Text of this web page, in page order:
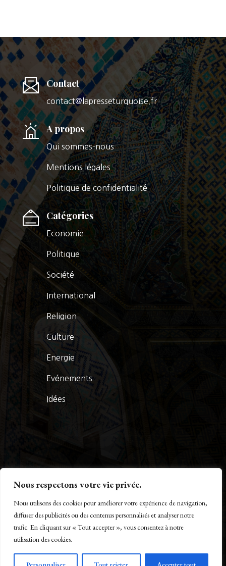
Nous respectons votre vie privée.
Nous utilisons des cookies pour améliorer votre expérience de navigation,
diffuser des publicités ou des contenus personnalisés et analyser notre
trafic. En cliquant sur « Tout accepter », vous consentez à notre
utilisation des cookies.
Contact
contact@lapresseturquoise.fr
A propos
Qui sommes-nous
Mentions légales
Politique de confidentialité
Catégories
Economie
Politique
Société
International
Religion
Culture
Energie
Evénements
Idées
Créé par Maestro of IT – www.m-o-i.fr